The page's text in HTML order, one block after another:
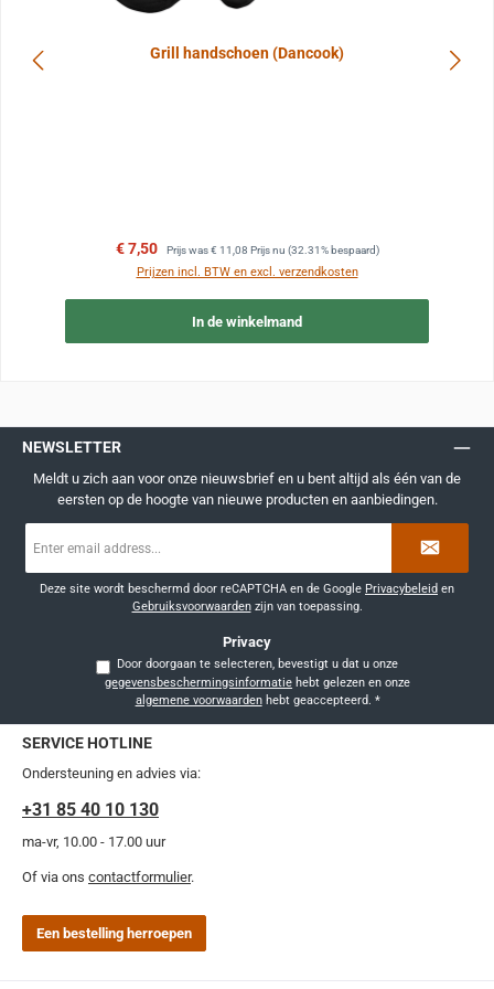
Grill handschoen (Dancook)
Verkoopprijs:
€ 7,50 Prijs was Normale prijs:
€ 11,08 Prijs nu (32.31% bespaard)
Prijzen incl. BTW en excl. verzendkosten
In de winkelmand
NEWSLETTER
Meldt u zich aan voor onze nieuwsbrief en u bent altijd als één van de
eersten op de hoogte van nieuwe producten en aanbiedingen.
mailadres
Deze site wordt beschermd door reCAPTCHA en de Google Privacybeleid en
Gebruiksvoorwaardenzijn van toepassing.
Privacy
Door doorgaan te selecteren, bevestigt u dat u onze
gegevensbeschermingsinformatie
algemene voorwaardenhebt geaccepteerd. *
SERVICE HOTLINE
Ondersteuning en advies via:
+31 85 40 10 130
ma-vr, 10.00 - 17.00 uur
Of via ons contactformulier.
Een bestelling herroepen